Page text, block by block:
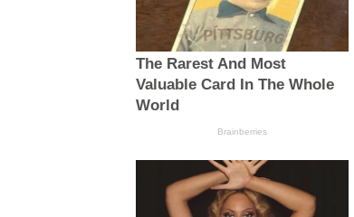
The Rarest And Most
Valuable Card In The Whole
World
Brainberries